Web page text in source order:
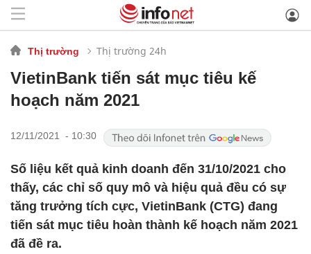
Thị trường Thị trường 24h
VietinBank tiến sát mục tiêu kế
hoạch năm 2021
12/11/2021 - 10:30
Số liệu kết quả kinh doanh đến 31/10/2021 cho
thấy, các chỉ số quy mô và hiệu quả đều có sự
tăng trưởng tích cực, VietinBank (CTG) đang
tiến sát mục tiêu hoàn thành kế hoạch năm 2021
đã đề ra.